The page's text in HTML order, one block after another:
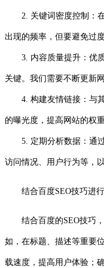
2. 关键词密度控制：在
出现的频率，但要避免过
3. 内容质量提升：优质
关键。我们需要不断更新
4. 构建友情链接：与其
的曝光度，提高网站的权重
5. 定期分析数据：通过
访问情况、用户行为等，
结合百度SEO技巧进
结合百度的SEO技巧
如，在标题、描述等重要
载速度，提高用户体验；